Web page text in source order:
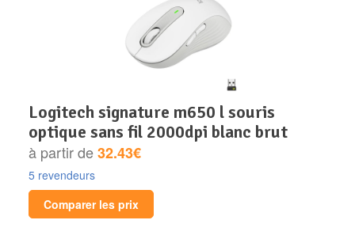
logitech signature m650 l souris
optique sans fil 2000dpi blanc brut
à partir de32.43€
5 revendeurs
Comparer les prix